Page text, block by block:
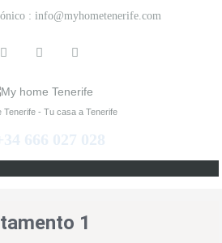
: info@myhometenerife.com
Tenerife - Tu casa a Tenerife
666 027 028
1